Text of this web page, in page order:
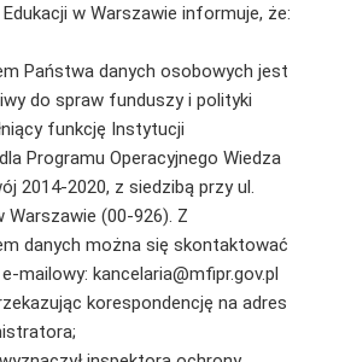
w Warszawie informuje, że:
Państwa danych osobowych jest
do spraw funduszy i polityki
funkcję Instytucji
Programu Operacyjnego Wiedza
2014-2020, z siedzibą przy ul.
Warszawie (00-926). Z
danych można się skontaktować
mailowy: kancelaria@mfipr.gov.pl
korespondencję na adres